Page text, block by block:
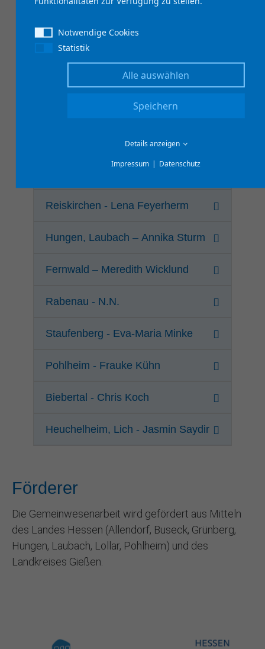
Lollar, Wettenberg – Sarah Arendt
Grünberg – Lilian Lamadieu
Buseck – Leticia Gobet
Reiskirchen - Lena Feyerherm
Hungen, Laubach – Annika Sturm
Fernwald – Meredith Wicklund
Rabenau - N.N.
Staufenberg - Eva-Maria Minke
Pohlheim - Frauke Kühn
Biebertal - Chris Koch
Heuchelheim, Lich - Jasmin Saydir
Förderer
Die Gemeinwesenarbeit wird gefördert aus Mitteln
des Landes Hessen (Allendorf, Buseck, Grünberg,
Hungen, Laubach, Lollar, Pohlheim) und des
Landkreises Gießen.
Notwendige Cookies
Statistik
Alle auswählen
Speichern
Details anzeigen
Impressum
Datenschutz